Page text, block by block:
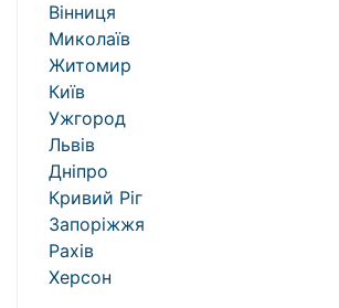
Вінниця
Миколаїв
Житомир
Київ
Ужгород
Львів
Дніпро
Кривий Ріг
Запоріжжя
Рахів
Херсон